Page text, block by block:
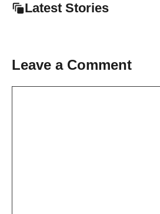
Latest Stories
Leave a Comment